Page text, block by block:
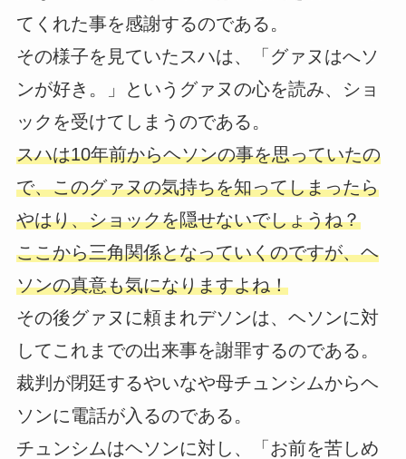
てくれた事を感謝するのである。
その様子を見ていたスハは、「グァヌはへソ
ンが好き。」というグァヌの心を読み、ショ
ックを受けてしまうのである。
スハは10年前からヘソンの事を思っていたの
で、このグァヌの気持ちを知ってしまったら
やはり、ショックを隠せないでしょうね？
ここから三角関係となっていくのですが、ヘ
ソンの真意も気になりますよね！
その後グァヌに頼まれデソンは、ヘソンに対
してこれまでの出来事を謝罪するのである。
裁判が閉廷するやいなや母チュンシムからヘ
ソンに電話が入るのである。
チュンシムはヘソンに対し、「お前を苦しめ